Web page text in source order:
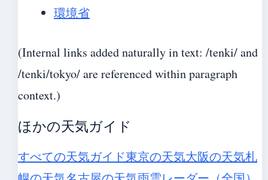
環境省
(Internal links added naturally in text: /tenki/ and
/tenki/tokyo/ are referenced within paragraph
context.)
ほかの天気ガイド
すべての天気ガイド東京の天気大阪の天気札